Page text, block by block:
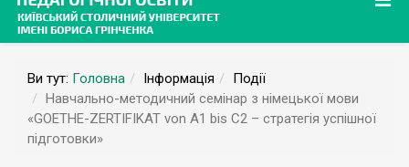
Ви тут: Головна Інформація
Події
Навчально-методичний семінар з німецької мови
«GOETHE-ZERTIFIKAT von A1 bis C2 – стратегія успішної
підготовки»